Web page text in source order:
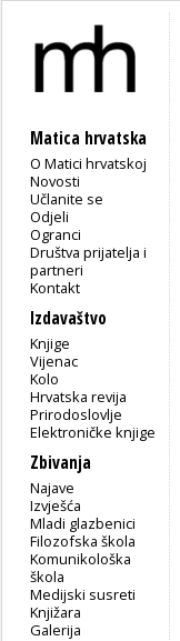
Matica hrvatska
O Matici hrvatskoj
Novosti
Učlanite se
Odjeli
Ogranci
Društva prijatelja i
partneri
Kontakt
Izdavaštvo
Knjige
Vijenac
Kolo
Hrvatska revija
Prirodoslovlje
Elektroničke knjige
Zbivanja
Najave
Izvješća
Mladi glazbenici
Filozofska škola
Komunikološka
škola
Medijski susreti
Knjižara
Galerija